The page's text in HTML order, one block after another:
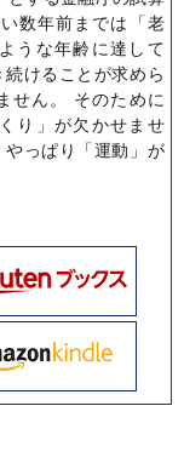
数年前までは「老
うな年齢に達して
けることが求めら
せん。 そのために
り」が欠かせませ
っぱり「運動」が